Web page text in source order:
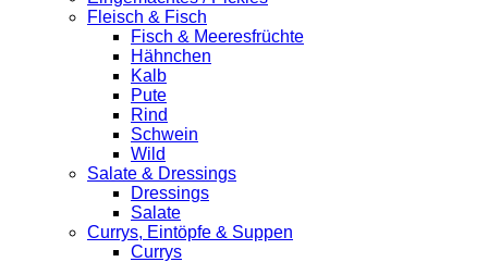
Fleisch & Fisch
Fisch & Meeresfrüchte
Hähnchen
Kalb
Pute
Rind
Schwein
Wild
Salate & Dressings
Dressings
Salate
Currys, Eintöpfe & Suppen
Currys